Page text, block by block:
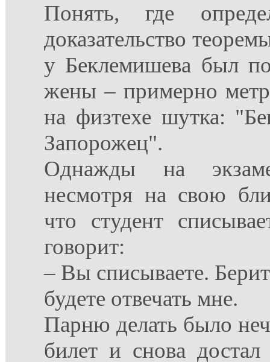
Понять, где
доказательство
у Беклемишева был
жены – примерно
на физтехе шутка:
Запорожец".
Однажды на
несмотря на свою
что студент
говорит:
– Вы списываете.
будете отвечать мне.
Парню делать было
билет и снова